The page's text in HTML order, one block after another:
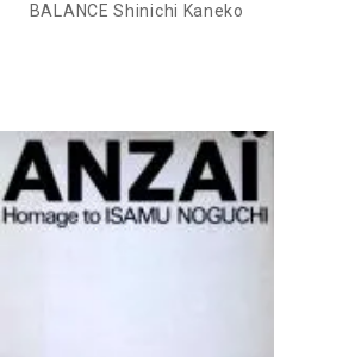
BALANCE Shinichi Kaneko